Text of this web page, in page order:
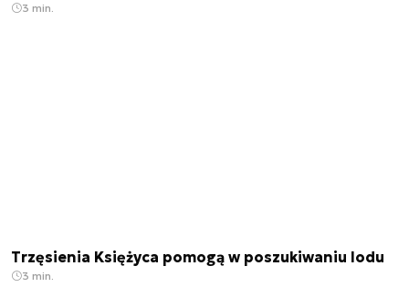
3 min.
Trzęsienia Księżyca pomogą w poszukiwaniu lodu
3 min.